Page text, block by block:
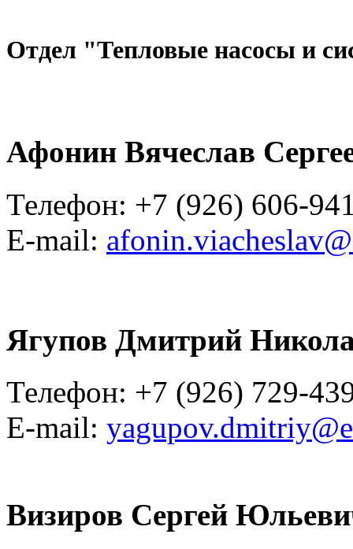
Отдел "Тепловые насосы и
Афонин Вячеслав
Телефон: +7 (926) 606-
E-mail:
Ягупов Дмитрий
Телефон: +7 (926) 729-
E-mail:
Визиров Сергей